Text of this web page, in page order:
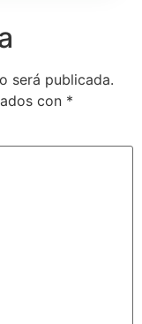
será publicada.
con *